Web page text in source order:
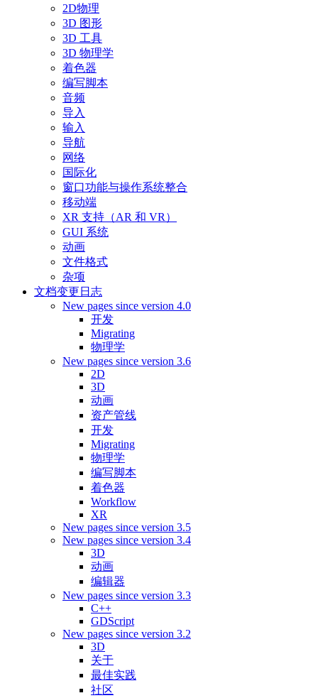
2D物理
3D 图形
3D 工具
3D 物理学
着色器
编写脚本
音频
导入
输入
导航
网络
国际化
窗口功能与操作系统整合
移动端
XR 支持（AR 和 VR）
GUI 系统
动画
文件格式
杂项
文档变更日志
New pages since version 4.0
开发
Migrating
物理学
New pages since version 3.6
2D
3D
动画
资产管线
开发
Migrating
物理学
编写脚本
着色器
Workflow
XR
New pages since version 3.5
New pages since version 3.4
3D
动画
编辑器
New pages since version 3.3
C++
GDScript
New pages since version 3.2
3D
关于
最佳实践
社区